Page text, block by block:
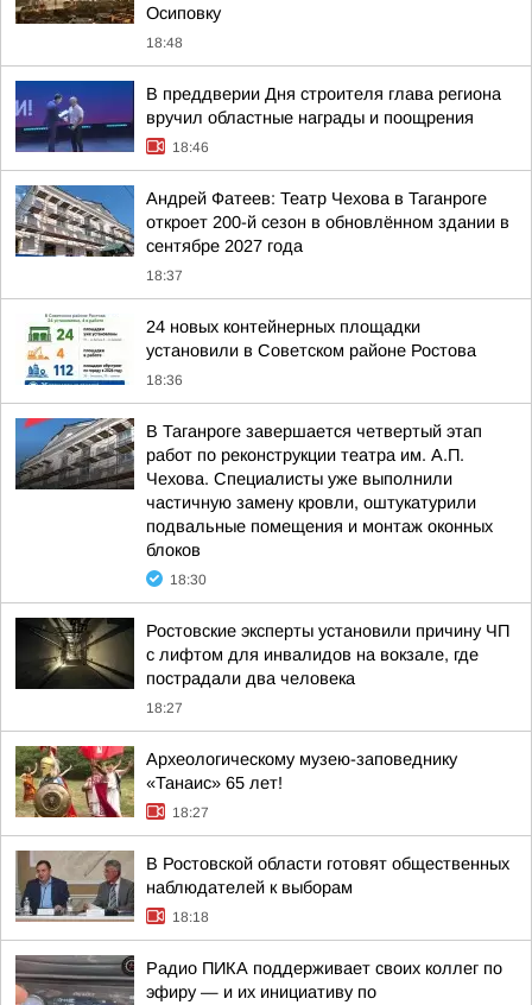
Осиповку
18:48
В преддверии Дня строителя глава региона
вручил областные награды и поощрения
18:46
Андрей Фатеев: Театр Чехова в Таганроге
откроет 200-й сезон в обновлённом здании в
сентябре 2027 года
18:37
24 новых контейнерных площадки
установили в Советском районе Ростова
18:36
В Таганроге завершается четвертый этап
работ по реконструкции театра им. А.П.
Чехова. Специалисты уже выполнили
частичную замену кровли, оштукатурили
подвальные помещения и монтаж оконных
блоков
18:30
Ростовские эксперты установили причину ЧП
с лифтом для инвалидов на вокзале, где
пострадали два человека
18:27
Археологическому музею-заповеднику
«Танаис» 65 лет!
18:27
В Ростовской области готовят общественных
наблюдателей к выборам
18:18
Радио ПИКА поддерживает своих коллег по
эфиру — и их инициативу по